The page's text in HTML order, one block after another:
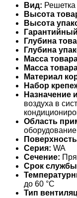
Вид:
Высота
Высота
Глубина
Глубина
Масса
Масса
Материал
Набор
Назначение
воздуха в
Область
оборудование
Серия: WA
Сечение:
Срок
до 60 °С
Тип